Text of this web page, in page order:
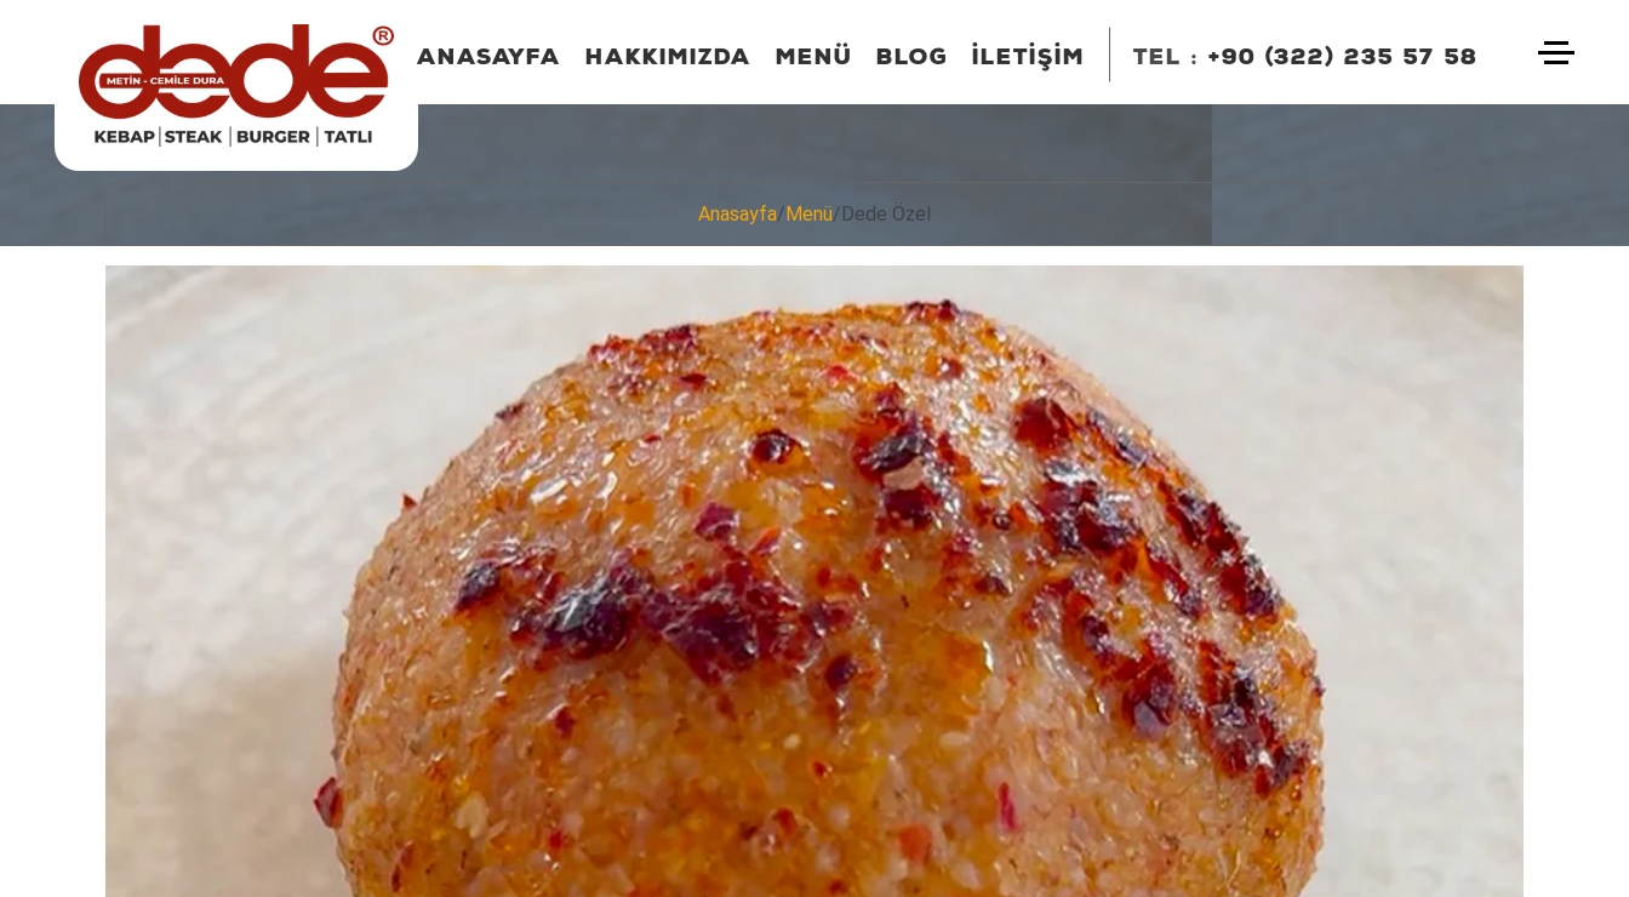
ANASAYFA HAKKIMIZDA MENÜ BLOG İLETİŞİM TEL : +90 (322) 235 57 58
BIZI ARAYIN
EMAIL
info@dedekebap.com.tr
ADRES
Turgut Özal Blv. No:75 Çukurova
Adana
Dede Özel
Anasayfa/Menü/Dede Özel